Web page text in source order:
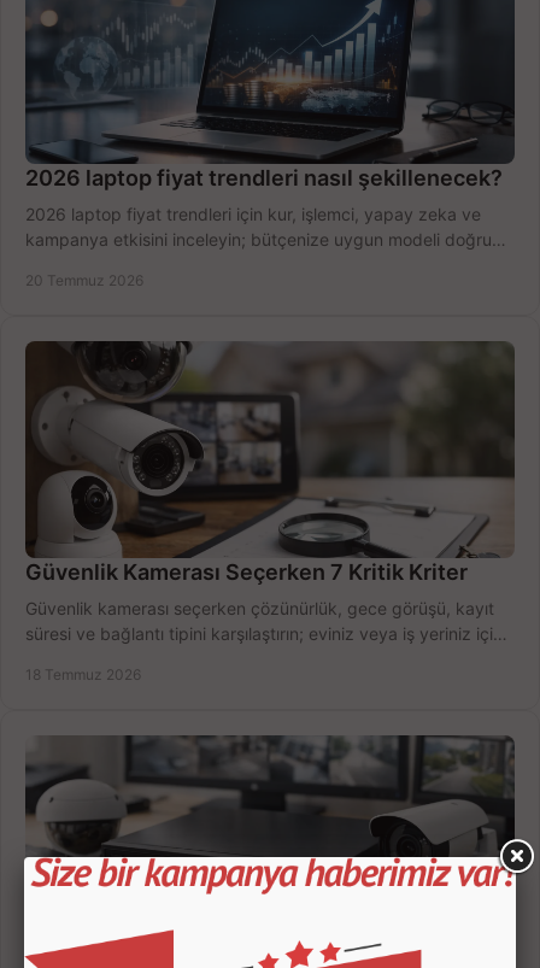
2026 laptop fiyat trendleri nasıl şekillenecek?
2026 laptop fiyat trendleri için kur, işlemci, yapay zeka ve
kampanya etkisini inceleyin; bütçenize uygun modeli doğru
20 Temmuz 2026
Güvenlik Kamerası Seçerken 7 Kritik Kriter
Güvenlik kamerası seçerken çözünürlük, gece görüşü, kayıt
süresi ve bağlantı tipini karşılaştırın; eviniz veya iş yeriniz için
18 Temmuz 2026